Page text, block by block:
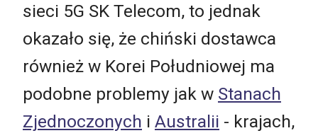
sieci 5G SK Telecom, to jednak
okazało się, że chiński dostawca
również w Korei Południowej ma
podobne problemy jak w Stanach
Zjednoczonych i Australii - krajach,